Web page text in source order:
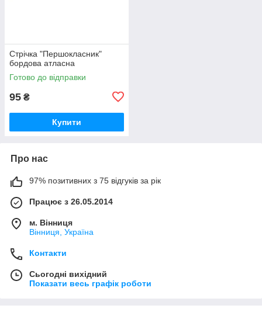
Стрічка "Першокласник"
бордова атласна
Готово до відправки
95 ₴
Купити
Про нас
97% позитивних з 75 відгуків за рік
Працює з 26.05.2014
м. Вінниця
Вінниця, Україна
Контакти
Сьогодні вихідний
Показати весь графік роботи